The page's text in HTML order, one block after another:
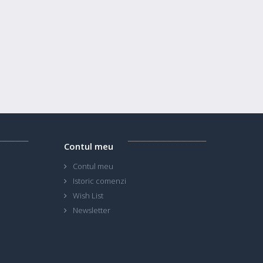
Contul meu
Contul meu
Istoric comenzi
Wish List
Newsletter